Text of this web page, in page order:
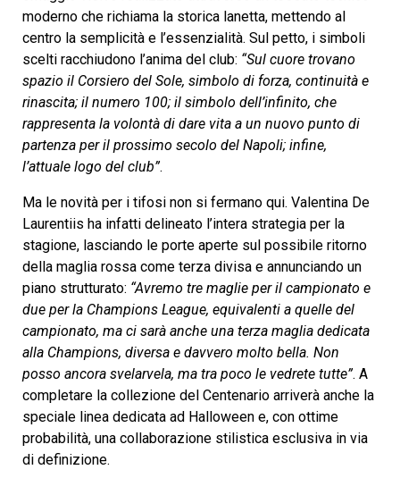
moderno che richiama la storica lanetta, mettendo al
centro la semplicità e l’essenzialità. Sul petto, i simboli
scelti racchiudono l’anima del club: “Sul cuore trovano
spazio il Corsiero del Sole, simbolo di forza, continuità e
rinascita; il numero 100; il simbolo dell’infinito, che
rappresenta la volontà di dare vita a un nuovo punto di
partenza per il prossimo secolo del Napoli; infine,
l’attuale logo del club”.
Ma le novità per i tifosi non si fermano qui. Valentina De
Laurentiis ha infatti delineato l’intera strategia per la
stagione, lasciando le porte aperte sul possibile ritorno
della maglia rossa come terza divisa e annunciando un
piano strutturato: “Avremo tre maglie per il campionato e
due per la Champions League, equivalenti a quelle del
campionato, ma ci sarà anche una terza maglia dedicata
alla Champions, diversa e davvero molto bella. Non
posso ancora svelarvela, ma tra poco le vedrete tutte”. A
completare la collezione del Centenario arriverà anche la
speciale linea dedicata ad Halloween e, con ottime
probabilità, una collaborazione stilistica esclusiva in via
di definizione.